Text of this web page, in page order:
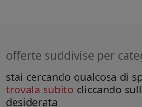
offerte suddivise per
stai cercando qualcosa di
trovala subito cliccando
desiderata